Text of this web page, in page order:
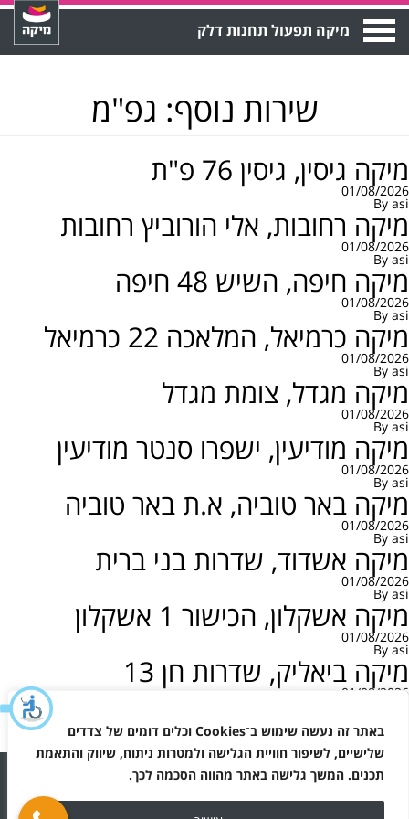
באתר זה נעשה שימוש ב־Cookies וכלים דומים של צדדים
שלישיים, לשיפור חוויית הגלישה ולמטרות ניתוח, שיווק והתאמת
תכנים. המשך גלישה באתר מהווה הסכמה לכך.
Open
Menu מיקה תפעול תחנות דלק
שירות נוסף: גפ"מ
מיקה גיסין, גיסין 76 פ"ת
01/08/2026
By asi
מיקה רחובות, אלי הורוביץ רחובות
01/08/2026
By asi
מיקה חיפה, השיש 48 חיפה
01/08/2026
By asi
מיקה כרמיאל, המלאכה 22 כרמיאל
01/08/2026
By asi
מיקה מגדל, צומת מגדל
01/08/2026
By asi
מיקה מודיעין, ישפרו סנטר מודיעין
01/08/2026
By asi
מיקה באר טוביה, א.ת באר טוביה
01/08/2026
By asi
מיקה אשדוד, שדרות בני ברית
01/08/2026
By asi
מיקה אשקלון, הכישור 1 אשקלון
01/08/2026
By asi
מיקה ביאליק, שדרות חן 13
01/08/2026
ניווט
כל הזכויות שמורות למיקה - תפעול תחנות דלק 2026 ©